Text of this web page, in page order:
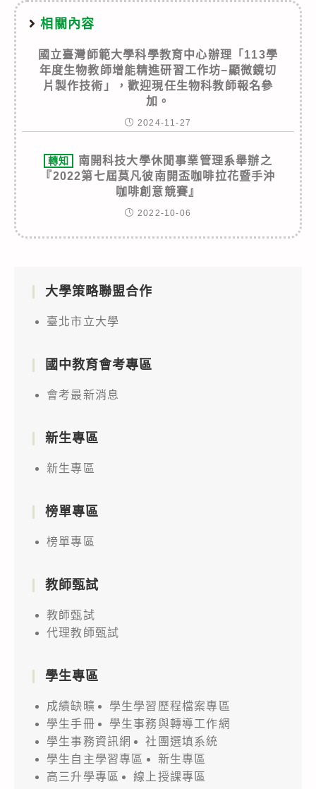
相關內容
國立臺灣師範大學科學教育中心辦理「113學
年度生物教師增能精進研習工作坊−顯微鏡切
片製作技術」，歡迎現任生物科教師報名參
加。
2024-11-27
轉知
南開科技大學休閒事業管理系舉辦之
『2022第七屆莫凡彼南開盃咖啡拉花暨手沖
咖啡創意競賽』
2022-10-06
大學策略聯盟合作
臺北市立大學
國中教育會考專區
會考最新消息
新生專區
新生專區
榜單專區
榜單專區
教師甄試
教師甄試
代理教師甄試
學生專區
成績缺曠
學生學習歷程檔案專區
學生手冊
學生事務與轉導工作網
學生事務資訊網
社團選填系統
學生自主學習專區
新生專區
高三升學專區
線上授課專區